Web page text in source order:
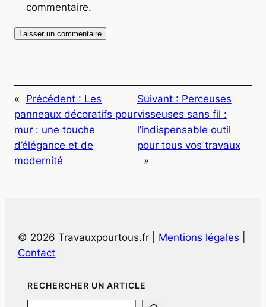
commentaire.
« Précédent : Les
panneaux décoratifs pour
mur : une touche
d’élégance et de
modernité
Suivant : Perceuses
visseuses sans fil :
l’indispensable outil
pour tous vos travaux
»
© 2026 Travauxpourtous.fr | Mentions légales
Contact
RECHERCHER UN ARTICLE